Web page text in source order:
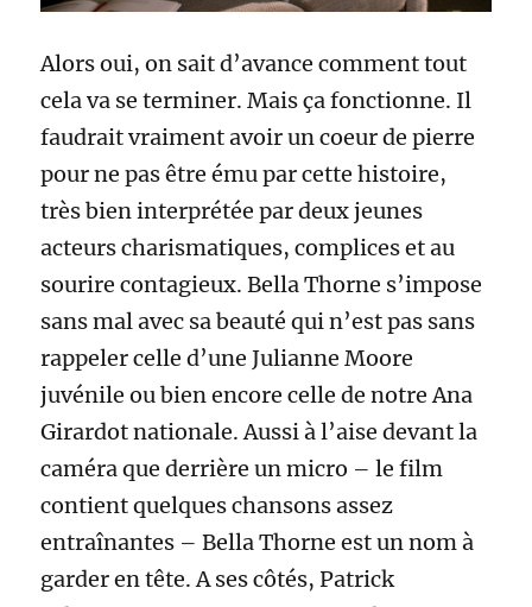
Alors oui, on sait d’avance comment tout
cela va se terminer. Mais ça fonctionne. Il
faudrait vraiment avoir un coeur de pierre
pour ne pas être ému par cette histoire,
très bien interprétée par deux jeunes
acteurs charismatiques, complices et au
sourire contagieux. Bella Thorne s’impose
sans mal avec sa beauté qui n’est pas sans
rappeler celle d’une Julianne Moore
juvénile ou bien encore celle de notre Ana
Girardot nationale. Aussi à l’aise devant la
caméra que derrière un micro – le film
contient quelques chansons assez
entraînantes – Bella Thorne est un nom à
garder en tête. A ses côtés, Patrick